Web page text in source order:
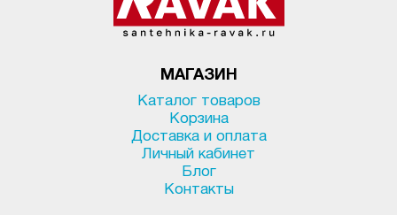
МАГАЗИН
Каталог товаров
Корзина
Доставка и оплата
Личный кабинет
Блог
Контакты